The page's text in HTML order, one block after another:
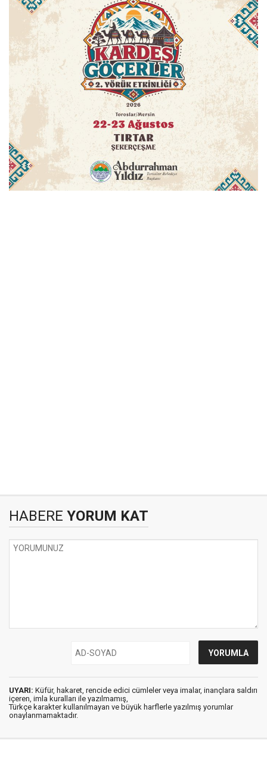
HABERE YORUM KAT
UYARI: Küfür, hakaret, rencide edici cümleler veya imalar, inançlara saldırı
içeren, imla kuralları ile yazılmamış,
Türkçe karakter kullanılmayan ve büyük harflerle yazılmış yorumlar
onaylanmamaktadır.